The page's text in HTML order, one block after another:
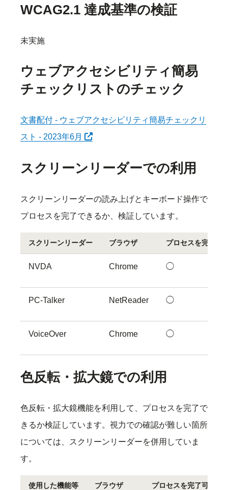
WCAG2.1 達成基準の検証
未実施
ウェブアクセシビリティ簡易
チェックリストのチェック
文書配付 - ウェブアクセシビリティ簡易チェックリ
スト - 2023年6月
スクリーンリーダーでの利用
スクリーンリーダーの読み上げとキーボード操作で
プロセスを完了できるか、検証しています。
スクリーンリーダー ブラウザ プロセスを完了可
NVDA Chrome ◯
PC-Talker NetReader ◯
VoiceOver Chrome ◯
色反転・拡大鏡での利用
色反転・拡大鏡機能を利用して、プロセスを完了で
きるか検証しています。視力での確認が難しい箇所
については、スクリーンリーダーを併用していま
す。
使用した機能等 ブラウザ プロセスを完了可能